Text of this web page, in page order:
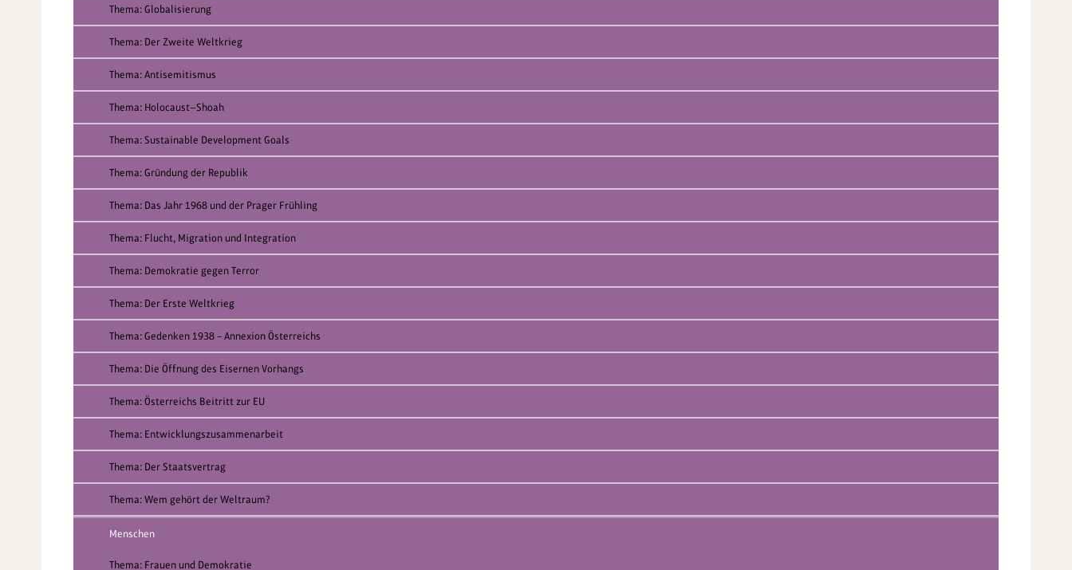
Thema: Globalisierung
Thema: Der Zweite Weltkrieg
Thema: Antisemitismus
Thema: Holocaust—Shoah
Thema: Sustainable Development Goals
Thema: Gründung der Republik
Thema: Das Jahr 1968 und der Prager Frühling
Thema: Flucht, Migration und Integration
Thema: Demokratie gegen Terror
Thema: Der Erste Weltkrieg
Thema: Gedenken 1938 – Annexion Österreichs
Thema: Die Öffnung des Eisernen Vorhangs
Thema: Österreichs Beitritt zur EU
Thema: Entwicklungszusammenarbeit
Thema: Der Staatsvertrag
Thema: Wem gehört der Weltraum?
Menschen
Thema: Frauen und Demokratie